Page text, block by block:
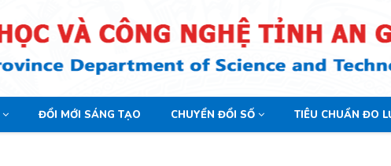
ĐỔI MỚI SÁNG TẠO CHUYỂN ĐỔI SỐ TIÊU CHUẨN ĐO